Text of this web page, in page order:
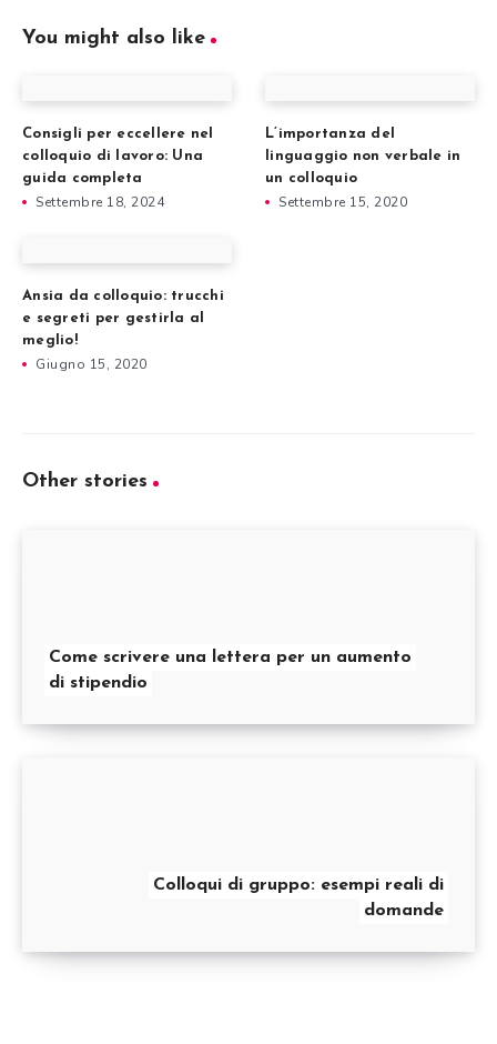
You might also like
Consigli per eccellere nel
colloquio di lavoro: Una
guida completa
Settembre 18, 2024
L’importanza del
linguaggio non verbale in
un colloquio
Settembre 15, 2020
Ansia da colloquio: trucchi
e segreti per gestirla al
meglio!
Giugno 15, 2020
Other stories
Come scrivere una lettera per un aumento
di stipendio
Colloqui di gruppo: esempi reali di
domande